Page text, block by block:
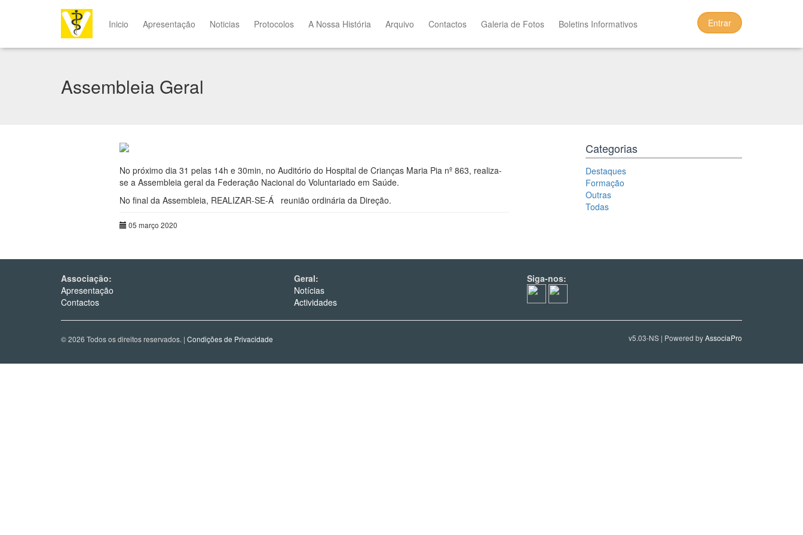
Inicio Apresentação Noticias Protocolos A Nossa História Arquivo Contactos Galeria de Fotos Boletins Informativos Entrar
Assembleia Geral
No próximo dia 31 pelas 14h e 30min, no Auditório do Hospital de Crianças Maria Pia nº 863, realiza-
se a Assembleia geral da Federação Nacional do Voluntariado em Saúde.
No final da Assembleia, REALIZAR-SE-Á
reunião ordinária da Direção.
05 março 2020
Categorias
Destaques
Formação
Outras
Todas
Associação:
Apresentação
Contactos
Geral:
Notícias
Actividades
Siga-nos:
© 2026 Todos os direitos reservados. | Condições de Privacidade v5.03-NS | Powered byAssociaPro